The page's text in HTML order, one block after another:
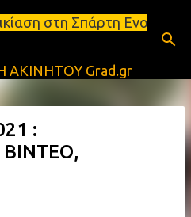
περιεχόμενο
ΑΚΙΝΗΤΟΥ Grad.gr
: